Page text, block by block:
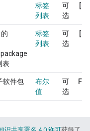
标签
列表
可
选
[]
表
标签
列表
可
选
[]
软件包
布尔
值
可
选